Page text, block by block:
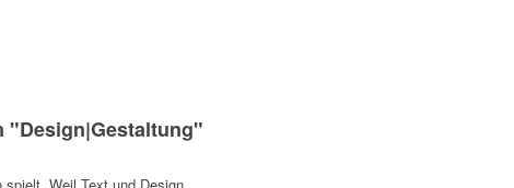
"Design|Gestaltung"